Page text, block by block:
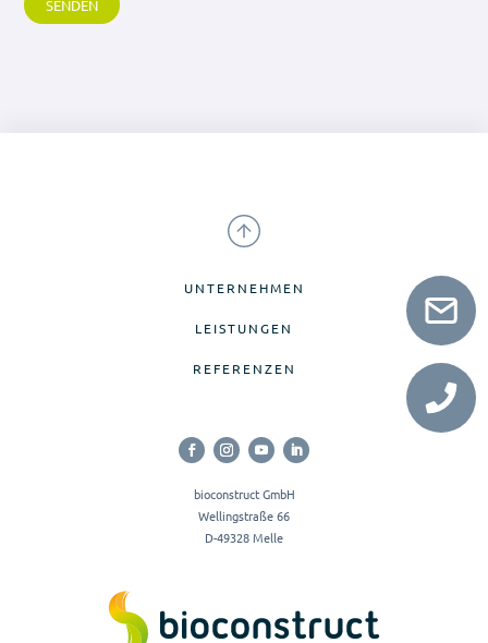
UNTERNEHMEN
LEISTUNGEN
REFERENZEN
bioconstruct GmbH
Wellingstraße 66
D-49328 Melle